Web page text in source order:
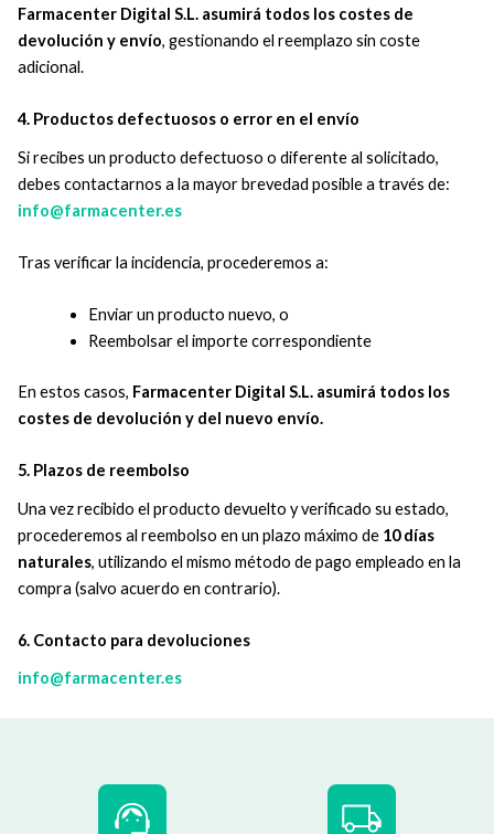
Farmacenter Digital S.L. asumirá todos los costes de
devolución y envío, gestionando el reemplazo sin coste
adicional.
4. Productos defectuosos o error en el envío
Si recibes un producto defectuoso o diferente al solicitado,
debes contactarnos a la mayor brevedad posible a través de:
info@farmacenter.es
Tras verificar la incidencia, procederemos a:
Enviar un producto nuevo, o
Reembolsar el importe correspondiente
En estos casos, Farmacenter Digital S.L. asumirá todos los
costes de devolución y del nuevo envío.
5. Plazos de reembolso
Una vez recibido el producto devuelto y verificado su estado,
procederemos al reembolso en un plazo máximo de 10 días
naturales, utilizando el mismo método de pago empleado en la
compra (salvo acuerdo en contrario).
6. Contacto para devoluciones
info@farmacenter.es